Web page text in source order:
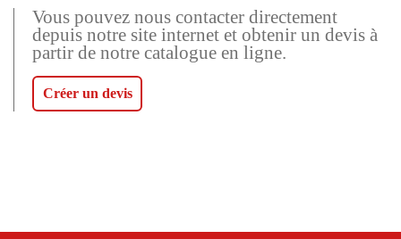
Vous pouvez nous contacter directement
depuis notre site internet et obtenir un devis à
partir de notre catalogue en ligne.
Créer un devis